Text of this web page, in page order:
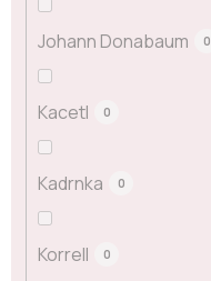
Johann Donabaum 0
Kacetl 0
Kadrnka 0
Korrell 0